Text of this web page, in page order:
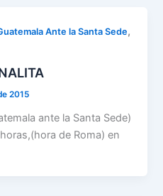
Ante la Santa Sede,
2015
ante la Santa Sede)
de Roma) en